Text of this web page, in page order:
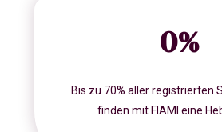
0%
Bis zu 70% aller registrierten
finden mit FIAMI eine